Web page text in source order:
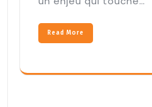
Read More